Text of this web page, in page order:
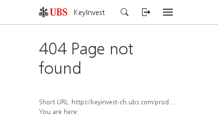
KeyInvest
404 Page not
found
Short URL: https://keyinvest-ch.ubs.com/produkt/detail/index/isin/CH1456563902
You are here: